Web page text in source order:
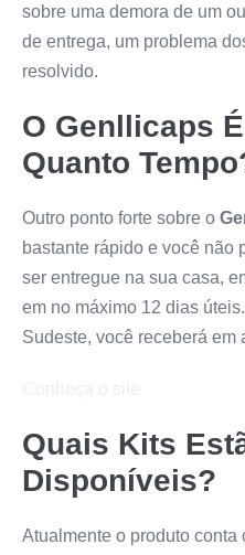
sobre uma demora de um
de entrega, um problema
resolvido.
O Genllicaps
Quanto
Outro ponto forte sobre o
bastante rápido e você não
ser entregue na sua casa,
em no máximo 12 dias
Sudeste, você receberá em
Quais Kits
Disponíveis?
Atualmente o produto